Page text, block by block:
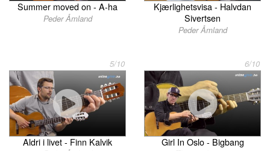
Summer moved on - A-ha
Peder Åmland
Kjærlighetsvisa - Halvdan
Sivertsen
Peder Åmland
5/10
Aldri i livet - Finn Kalvik
6/10
Girl In Oslo - Bigbang